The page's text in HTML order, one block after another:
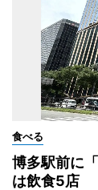
食べる
博多駅前に
は飲食5店